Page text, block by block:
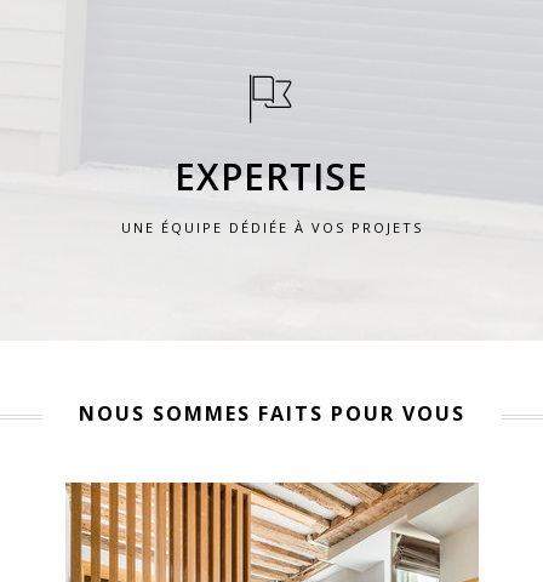
EXPERTISE
UNE ÉQUIPE DÉDIÉE À VOS PROJETS
NOUS SOMMES FAITS POUR VOUS